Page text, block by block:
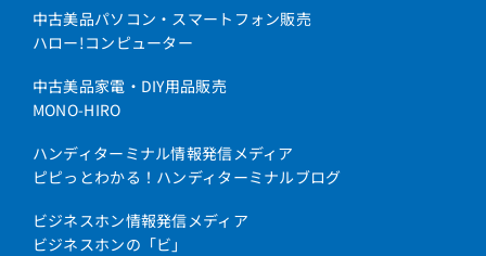
中古美品パソコン・スマートフォン販売
ハロー!コンピューター
中古美品家電・DIY用品販売
MONO-HIRO
ハンディターミナル情報発信メディア
ピピっとわかる！ハンディターミナルブログ
ビジネスホン情報発信メディア
ビジネスホンの「ビ」